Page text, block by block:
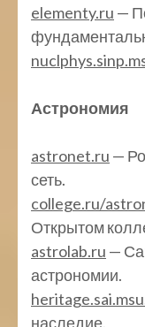
elementy.ru —
Астрономия
astronet.ru —
сеть.
college.ru/
Открытом
astrolab.ru —
астрономии.
наследие.